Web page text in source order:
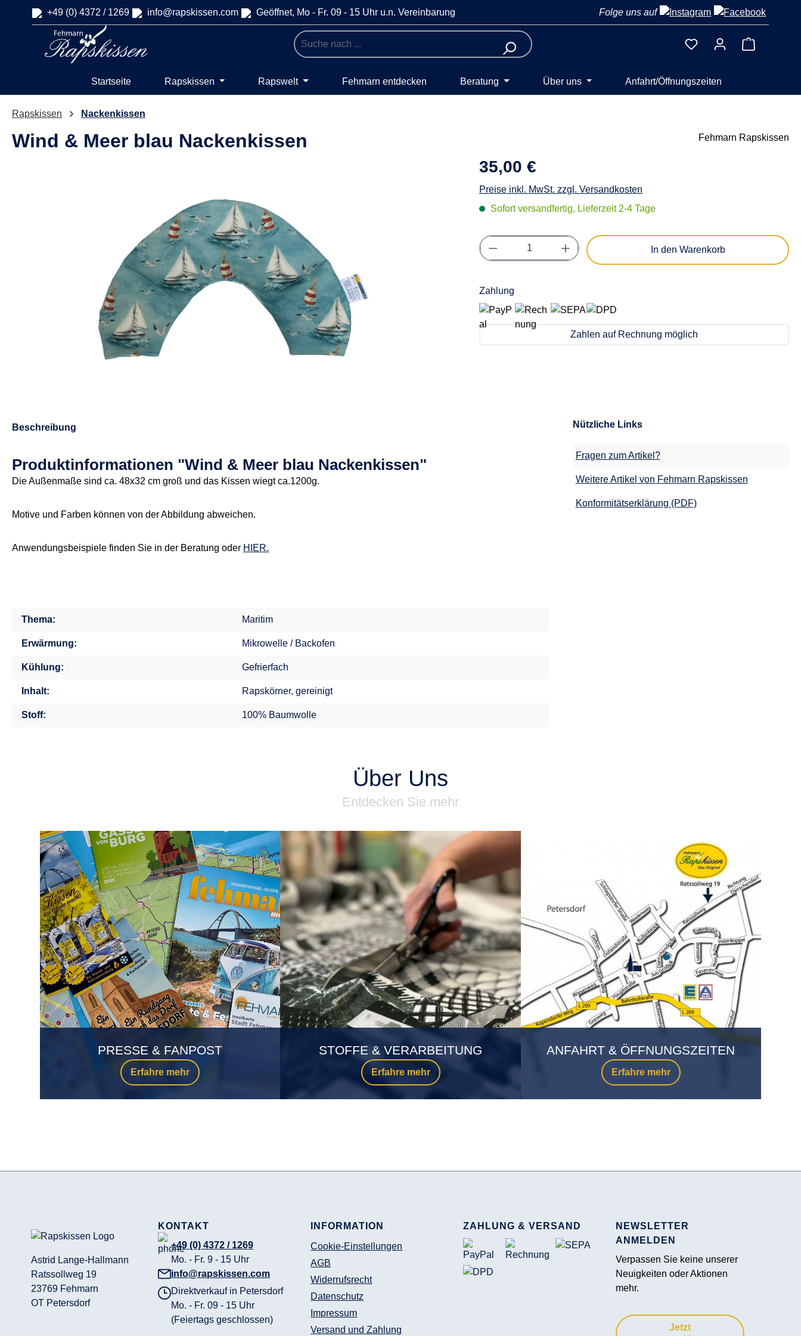
Zur Hauptnavigation springen
+49 (0) 4372 / 1269 info@rapskissen.com Geöffnet, Mo - Fr. 09 - 15 Uhr u.n. Vereinbarung Folge uns auf
Startseite Rapskissen Rapswelt Fehmarn entdecken Beratung Über uns Anfahrt/Öffnungszeiten
Rapskissen Nackenkissen
Wind & Meer blau Nackenkissen
Fehmarn Rapskissen
35,00 €
Preise inkl. MwSt. zzgl. Versandkosten
Sofort versandfertig, Lieferzeit 2-4 Tage
Produkt Anzahl: Gib den gewünschten Wert ein
In den Warenkorb
Zahlung
Zahlen auf Rechnung möglich
Beschreibung
Produktinformationen "Wind & Meer blau Nackenkissen"
Die Außenmaße sind ca. 48x32 cm groß und das Kissen wiegt ca.1200g.
Motive und Farben können von der Abbildung abweichen.
Anwendungsbeispiele finden Sie in der Beratung oder HIER.
Thema: Maritim
Erwärmung: Mikrowelle / Backofen
Kühlung: Gefrierfach
Inhalt: Rapskörner, gereinigt
Stoff: 100% Baumwolle
Nützliche Links
Fragen zum Artikel?
Weitere Artikel von Fehmarn Rapskissen
Konformitätserklärung (PDF)
Über Uns
Entdecken Sie mehr
Erfahre mehr
PRESSE & FANPOST
Erfahre mehr
STOFFE & VERARBEITUNG
Erfahre mehr
ANFAHRT & ÖFFNUNGSZEITEN
Astrid Lange-Hallmann
Ratssollweg 19
23769 Fehmarn
OT Petersdorf
KONTAKT
+49 (0) 4372 / 1269
Mo. - Fr. 9 - 15 Uhr
info@rapskissen.com
Direktverkauf in Petersdorf
Mo. - Fr. 09 - 15 Uhr
(Feiertags geschlossen)
INFORMATION
Cookie-Einstellungen
AGB
Widerrufsrecht
Datenschutz
Impressum
Versand und Zahlung
ZAHLUNG & VERSAND
NEWSLETTER
ANMELDEN
Verpassen Sie keine unserer
Neuigkeiten oder Aktionen
mehr.
Jetzt